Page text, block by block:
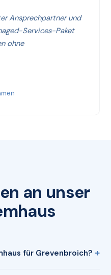
Ansprechpartner und
Services-Paket
ohne
an unser
für Grevenbroich?